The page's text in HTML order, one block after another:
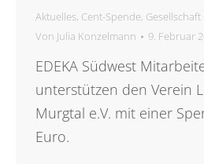
Aktuelles, Cent-Spende, Gesellschaft
Von Julia Konzelmann 9. Februar
EDEKA Südwest
unterstützen den Verein
Murgtal e.V. mit einer
Euro.